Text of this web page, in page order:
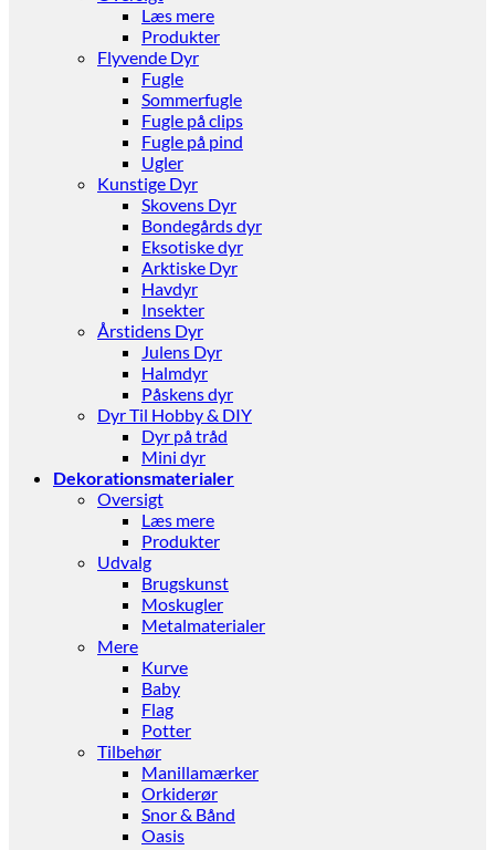
Læs mere
Produkter
Flyvende Dyr
Fugle
Sommerfugle
Fugle på clips
Fugle på pind
Ugler
Kunstige Dyr
Skovens Dyr
Bondegårds dyr
Eksotiske dyr
Arktiske Dyr
Havdyr
Insekter
Årstidens Dyr
Julens Dyr
Halmdyr
Påskens dyr
Dyr Til Hobby & DIY
Dyr på tråd
Mini dyr
Dekorationsmaterialer
Oversigt
Læs mere
Produkter
Udvalg
Brugskunst
Moskugler
Metalmaterialer
Mere
Kurve
Baby
Flag
Potter
Tilbehør
Manillamærker
Orkiderør
Snor & Bånd
Oasis